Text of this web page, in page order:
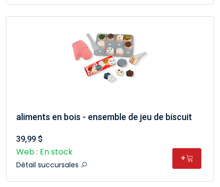
aliments en bois - ensemble de jeu de biscuit
39,99 $
Web : En stock
Détail succursales
+